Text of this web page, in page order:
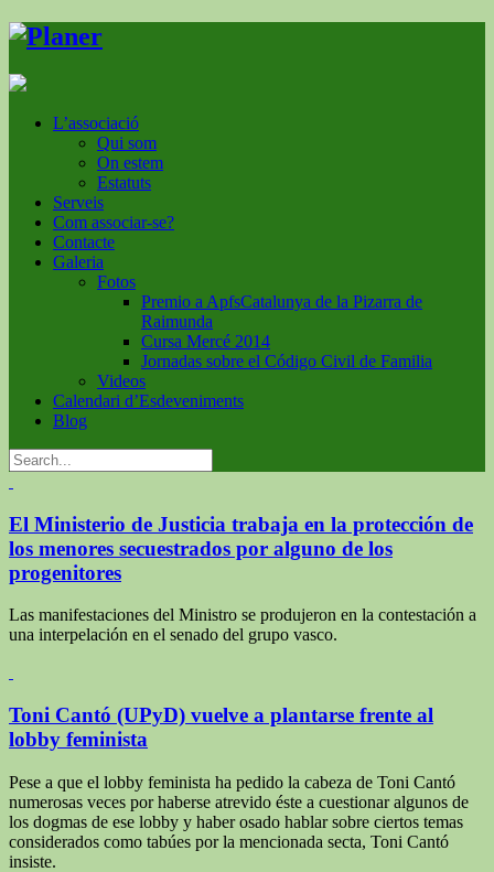
L’associació
Qui som
On estem
Estatuts
Serveis
Com associar-se?
Contacte
Galeria
Fotos
Premio a ApfsCatalunya de la Pizarra de
Raimunda
Cursa Mercé 2014
Jornadas sobre el Código Civil de Familia
Videos
Calendari d’Esdeveniments
Blog
El Ministerio de Justicia trabaja en la protección de
los menores secuestrados por alguno de los
Las manifestaciones del Ministro se produjeron en la contestación a
una interpelación en el senado del grupo vasco.
Toni Cantó (UPyD) vuelve a plantarse frente al
lobby feminista
Pese a que el lobby feminista ha pedido la cabeza de Toni Cantó
numerosas veces por haberse atrevido éste a cuestionar algunos de
los dogmas de ese lobby y haber osado hablar sobre ciertos temas
considerados como tabúes por la mencionada secta, Toni Cantó
insiste.